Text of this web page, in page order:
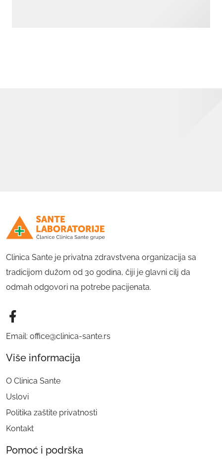
Clinica Sante je privatna zdravstvena organizacija sa
tradicijom dužom od 30 godina, čiji je glavni cilj da
odmah odgovori na potrebe pacijenata.
Email: office@clinica-sante.rs
Više informacija
O Clinica Sante
Uslovi
Politika zaštite privatnosti
Kontakt
Pomoć i podrška